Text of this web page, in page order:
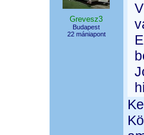
Grevesz3
Budapest
22 mániapont